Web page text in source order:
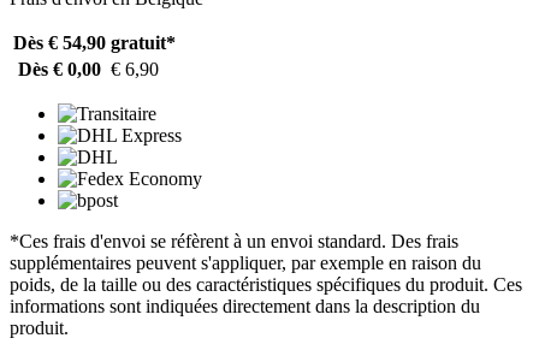
Dès € 54,90 gratuit*
Dès € 0,00 € 6,90
*Ces frais d'envoi se réfèrent à un envoi standard. Des frais
supplémentaires peuvent s'appliquer, par exemple en raison du
poids, de la taille ou des caractéristiques spécifiques du produit. Ces
informations sont indiquées directement dans la description du
produit.